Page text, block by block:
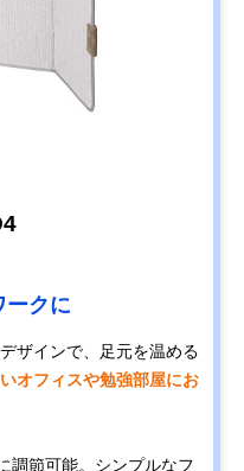
ークに
ザインで、足元を温める
オフィスや勉強部屋にお
節可能。シンプルなフ